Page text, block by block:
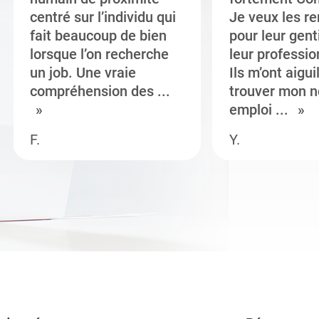
centré sur l’individu qui
fait beaucoup de bien
lorsque l’on recherche
un job. Une vraie
compréhension des ...
F.
Je veux les
pour leur
leur
Ils m’ont
trouver mon
emploi ...
Y.